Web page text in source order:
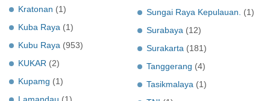
Kratonan (1)
Kuba Raya (1)
Kubu Raya (953)
KUKAR (2)
Kupamg (1)
Sungai Raya Kepulauan.
(1)
Surabaya (12)
Surakarta (181)
Tanggerang (4)
Tasikmalaya (1)